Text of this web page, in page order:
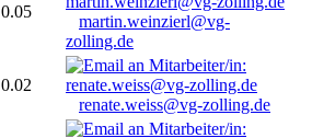
0.05
martin.weinzierl@vg-
zolling.de
0.02
renate.weiss@vg-zolling.de